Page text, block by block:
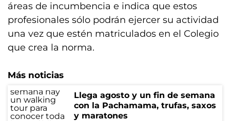
áreas de incumbencia e indica que estos
profesionales sólo podrán ejercer su actividad
una vez que estén matriculados en el Colegio
que crea la norma.
Más noticias
Llega agosto y un fin de semana
con la Pachamama, trufas, saxos
y maratones